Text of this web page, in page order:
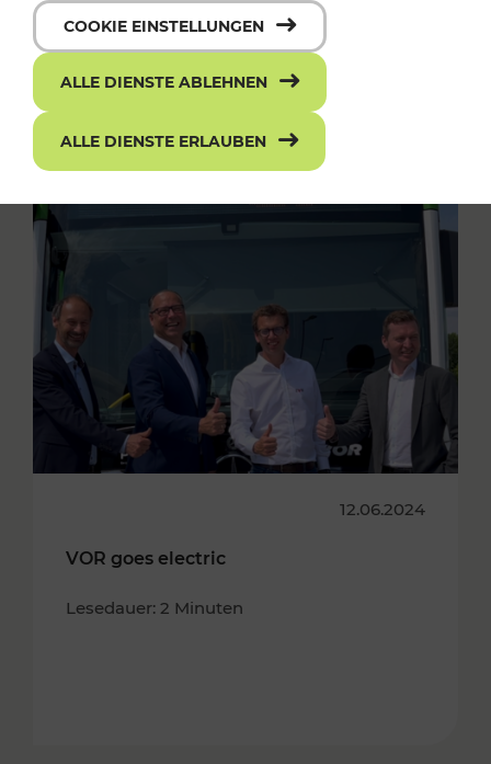
12.06.2024
VOR goes electric
Lesedauer: 2 Minuten
COOKIE EINSTELLUNGEN
ALLE DIENSTE ABLEHNEN
ALLE DIENSTE ERLAUBEN